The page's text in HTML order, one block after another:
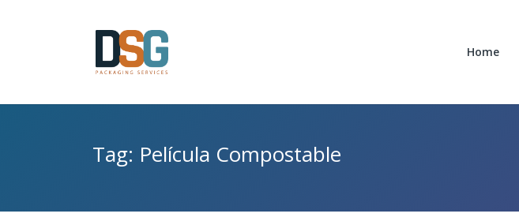
Home
Tag: Película Compostable